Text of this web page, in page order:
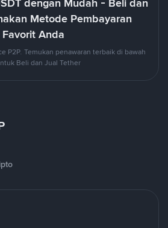
dengan Mudah - Beli dan
Metode Pembayaran
Favorit Anda
P2P. Temukan penawaran terbaik di bawah
Beli dan Jual Tether